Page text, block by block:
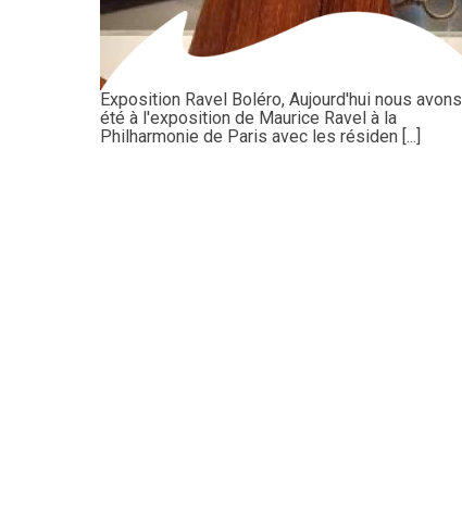
Exposition Ravel Boléro, Aujourd'hui nous avons
été à l'exposition de Maurice Ravel à la
Philharmonie de Paris avec les résiden [...]